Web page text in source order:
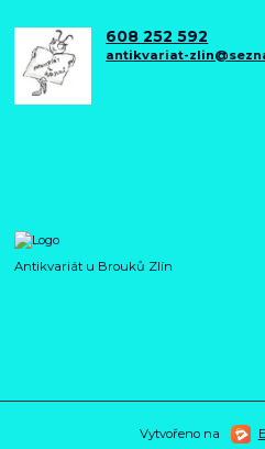
608 252 592
antikvariat-
Antikvariát u Brouků Zlín
Vytvořeno na